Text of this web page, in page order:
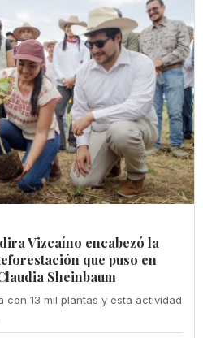
Vizcaíno encabezó la
que puso en
Sheinbaum
con 13 mil plantas y esta actividad